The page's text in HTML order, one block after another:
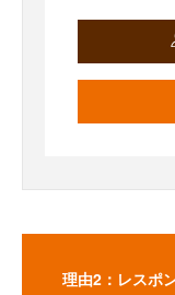
理由2：レスポ